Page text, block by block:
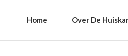
Home Over De